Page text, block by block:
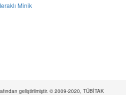
Minik
geliştirilmiştir. © 2009-2020, TÜBİTAK